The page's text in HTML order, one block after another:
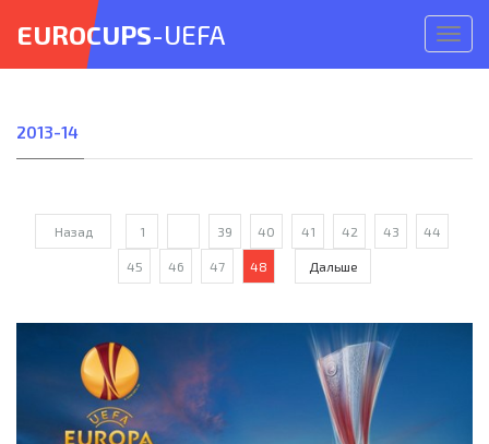
меню
EUROCUPS-UEFA
2013-14
Назад 1 39 40 41 42 43 44
45 46 47 48 Дальше